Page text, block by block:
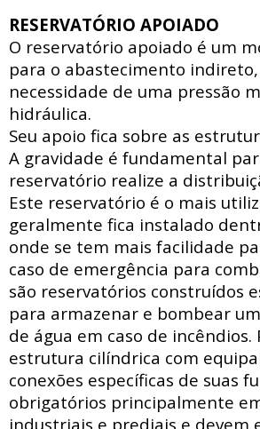
RESERVATÓRIO APOIADO
O reservatório apoiado é um
para o abastecimento
necessidade de uma pressão
hidráulica.
Seu apoio fica sobre as
A gravidade é fundamental
reservatório realize a
Este reservatório é o mais
geralmente fica instalado
onde se tem mais facilidade
caso de emergência para
são reservatórios construídos
para armazenar e bombear
de água em caso de incêndios.
estrutura cilíndrica com
conexões específicas de suas
obrigatórios principalmente
industriais e prediais e devem